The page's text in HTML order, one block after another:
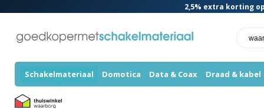
2,5% extra korting
Schakelmateriaal Domotica Data & Coax Draad & kabel